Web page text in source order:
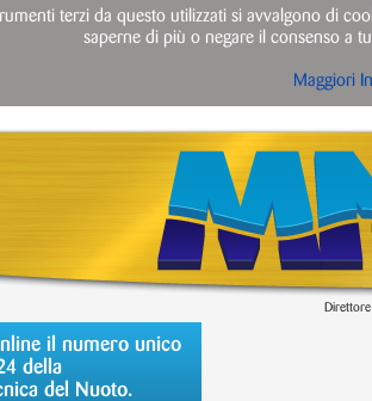
il numero unico
della
del Nuoto.
terzi da questo utilizzati si avvalgono di
saperne di più o negare il consenso a
Maggiori